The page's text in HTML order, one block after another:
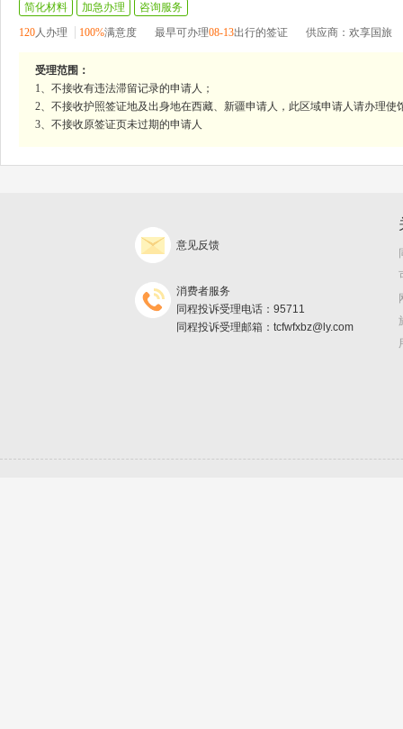
简化材料
加急办理
咨询服务
120人办理 100%满意度 最早可办理08-13出行的签证 供应商：欢享国旅
受理范围：
1、不接收有违法滞留记录的申请人；
2、不接收护照签证地及出身地在西藏、新疆申请人，此区域申请人请办理使
3、不接收原签证页未过期的申请人
意见反馈
消费者服务
同程投诉受理电话：95711
同程投诉受理邮箱：tcfwfxbz@ly.com